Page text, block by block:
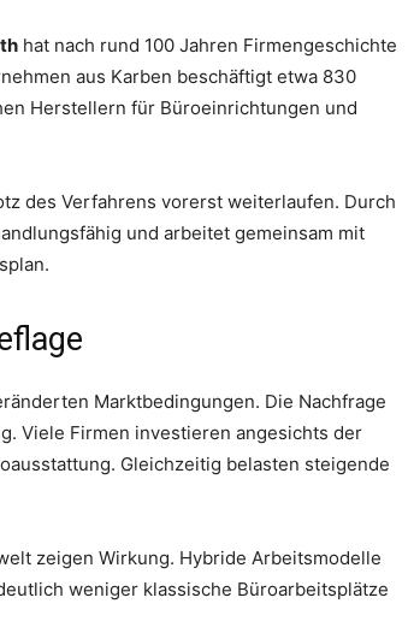
hat nach rund 100 Jahren Firmengeschichte
aus Karben beschäftigt etwa 830
Herstellern für Büroeinrichtungen und
des Verfahrens vorerst weiterlaufen. Durch
und arbeitet gemeinsam mit
Marktbedingungen. Die Nachfrage
Viele Firmen investieren angesichts der
Gleichzeitig belasten steigende
zeigen Wirkung. Hybride Arbeitsmodelle
weniger klassische Büroarbeitsplätze